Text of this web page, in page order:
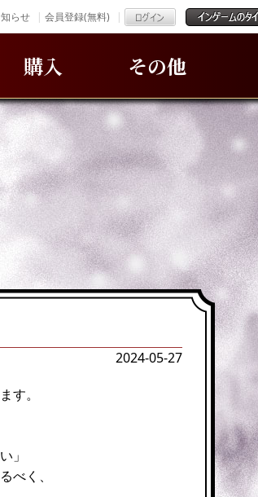
らせ 会員登録(無料)
購入 その他
2024-05-27
す。
」
べく、